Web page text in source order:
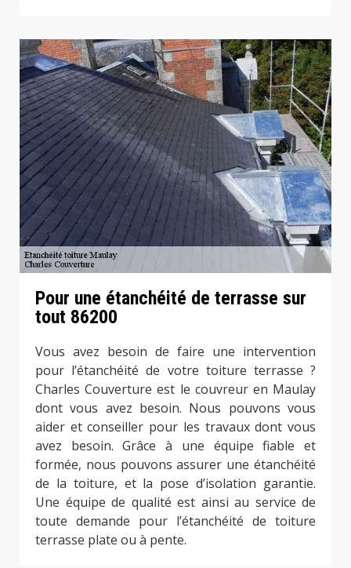
Pour une étanchéité de terrasse sur
tout 86200
Vous avez besoin de faire une intervention
pour l’étanchéité de votre toiture terrasse ?
Charles Couverture est le couvreur en Maulay
dont vous avez besoin. Nous pouvons vous
aider et conseiller pour les travaux dont vous
avez besoin. Grâce à une équipe fiable et
formée, nous pouvons assurer une étanchéité
de la toiture, et la pose d’isolation garantie.
Une équipe de qualité est ainsi au service de
toute demande pour l’étanchéité de toiture
terrasse plate ou à pente.